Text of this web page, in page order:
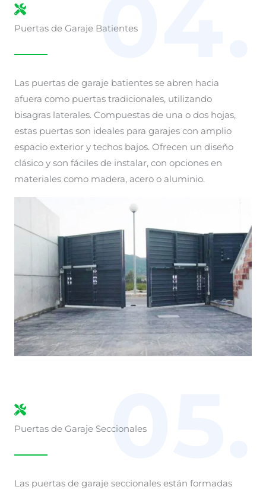
Puertas de Garaje Batientes04.
Las puertas de garaje batientes se abren hacia
afuera como puertas tradicionales, utilizando
bisagras laterales. Compuestas de una o dos hojas,
estas puertas son ideales para garajes con amplio
espacio exterior y techos bajos. Ofrecen un diseño
clásico y son fáciles de instalar, con opciones en
materiales como madera, acero o aluminio.
Puertas de Garaje Seccionales05.
Las puertas de garaje seccionales están formadas